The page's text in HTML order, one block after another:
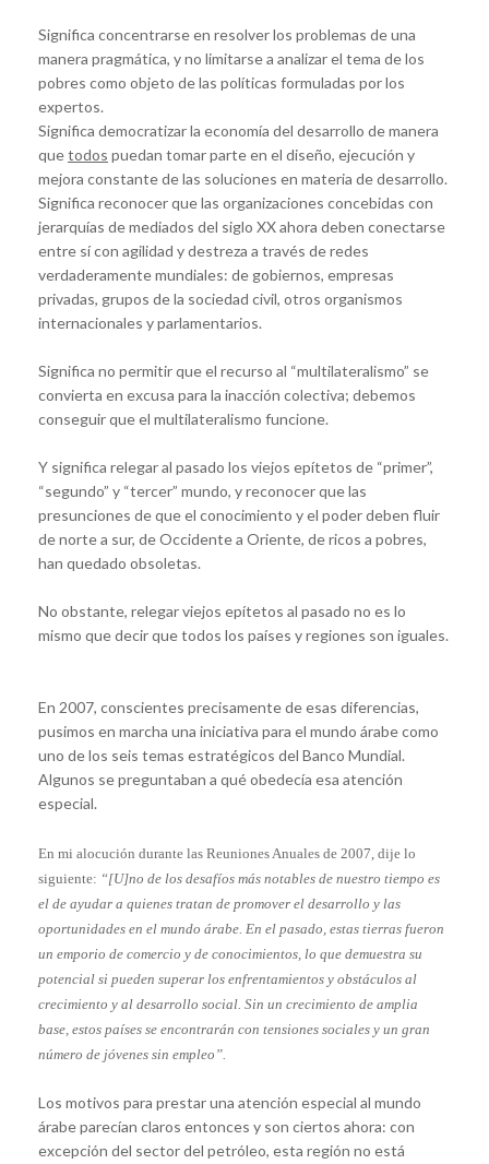
Significa concentrarse en resolver los problemas de una
manera pragmática, y no limitarse a analizar el tema de los
pobres como objeto de las políticas formuladas por los
expertos.
Significa democratizar la economía del desarrollo de manera
quetodos puedan tomar parte en el diseño, ejecución y
mejora constante de las soluciones en materia de desarrollo.
Significa reconocer que las organizaciones concebidas con
jerarquías de mediados del siglo XX ahora deben conectarse
entre sí con agilidad y destreza a través de redes
verdaderamente mundiales: de gobiernos, empresas
privadas, grupos de la sociedad civil, otros organismos
internacionales y parlamentarios.
Significa no permitir que el recurso al “multilateralismo” se
convierta en excusa para la inacción colectiva; debemos
conseguir que el multilateralismo funcione.
Y significa relegar al pasado los viejos epítetos de “primer”,
“segundo” y “tercer” mundo, y reconocer que las
presunciones de que el conocimiento y el poder deben fluir
de norte a sur, de Occidente a Oriente, de ricos a pobres,
han quedado obsoletas.
No obstante, relegar viejos epítetos al pasado no es lo
mismo que decir que todos los países y regiones son iguales.
En 2007, conscientes precisamente de esas diferencias,
pusimos en marcha una iniciativa para el mundo árabe como
uno de los seis temas estratégicos del Banco Mundial.
Algunos se preguntaban a qué obedecía esa atención
especial.
En mi alocución durante las Reuniones Anuales de 2007, dije lo
siguiente: “[U]no de los desafíos más notables de nuestro tiempo es
el de ayudar a quienes tratan de promover el desarrollo y las
oportunidades en el mundo árabe. En el pasado, estas tierras fueron
un emporio de comercio y de conocimientos, lo que demuestra su
potencial si pueden superar los enfrentamientos y obstáculos al
crecimiento y al desarrollo social. Sin un crecimiento de amplia
base, estos países se encontrarán con tensiones sociales y un gran
número de jóvenes sin empleo”.
Los motivos para prestar una atención especial al mundo
árabe parecían claros entonces y son ciertos ahora: con
excepción del sector del petróleo, esta región no está